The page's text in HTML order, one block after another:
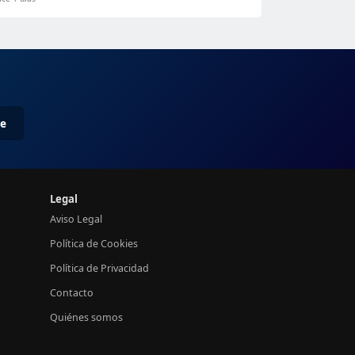
Legal
Aviso Legal
Política de Cookies
Política de Privacidad
Contacto
Quiénes somos